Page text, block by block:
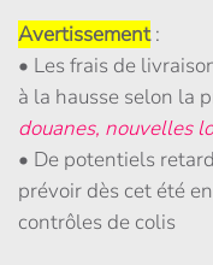
Avertissement:
• Les frais de
à la hausse selon la
douanes, nouvelles
• De potentiels
prévoir dès cet été
contrôles de colis